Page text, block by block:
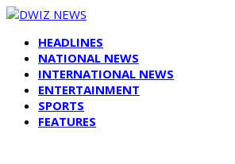
HEADLINES
NATIONAL NEWS
INTERNATIONAL NEWS
ENTERTAINMENT
SPORTS
FEATURES